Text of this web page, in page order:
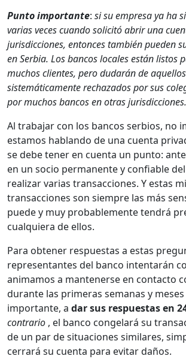
Punto importante: si su empresa ya ha
varias veces cuando solicitó abrir una
jurisdicciones, entonces también pueden
en Serbia. Los bancos locales están listos
muchos clientes, pero dudarán de
sistemáticamente rechazados por sus
por muchos bancos en otras jurisdicciones.
Al trabajar con los bancos serbios, no
estamos hablando de una cuenta
se debe tener en cuenta un punto:
en un socio permanente y confiable
realizar varias transacciones. Y estas
transacciones son siempre las más
puede y muy probablemente tendrá
cualquiera de ellos.
Para obtener respuestas a estas
representantes del banco intentarán
animamos a mantenerse en contacto
durante las primeras semanas y meses
importante, a dar sus respuestas en
contrario , el banco congelará su
de un par de situaciones similares,
cerrará su cuenta para evitar daños.